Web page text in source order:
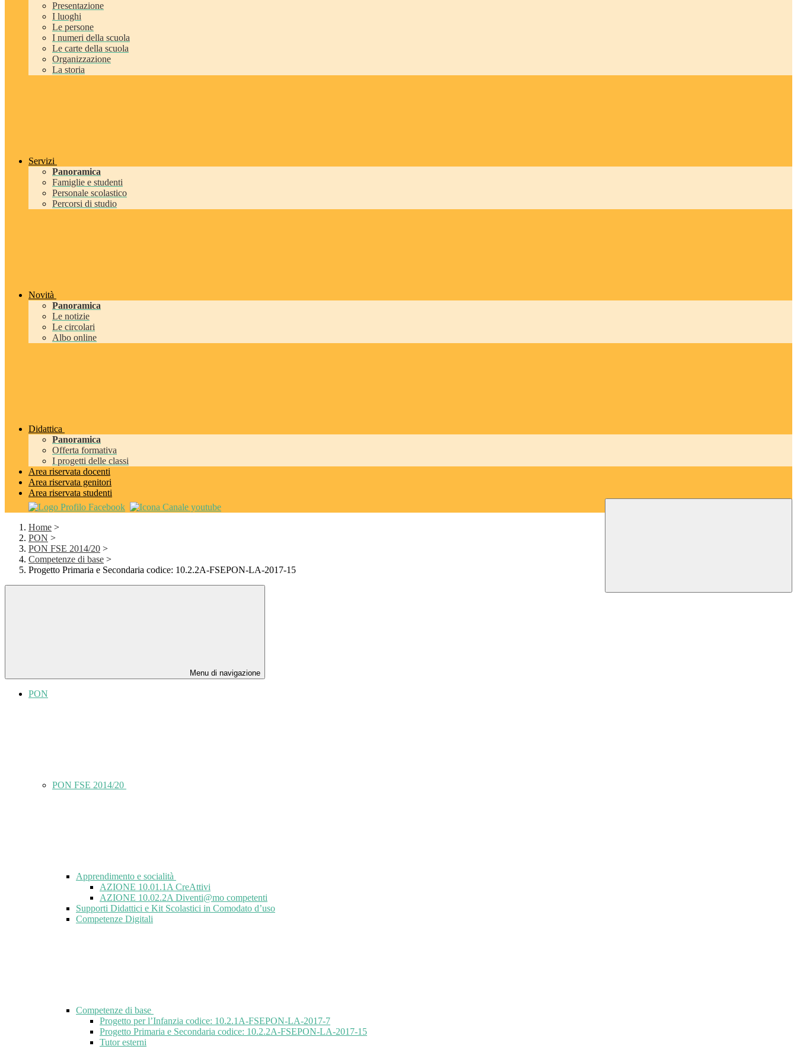
Presentazione
I luoghi
Le persone
I numeri della scuola
Le carte della scuola
Organizzazione
La storia
Servizi
Panoramica
Famiglie e studenti
Personale scolastico
Percorsi di studio
Novità
Panoramica
Le notizie
Le circolari
Albo online
Didattica
Panoramica
Offerta formativa
I progetti delle classi
Area riservata docenti
Area riservata genitori
Area riservata studenti
Home >
PON >
PON FSE 2014/20 >
Competenze di base >
Progetto Primaria e Secondaria codice: 10.2.2A-FSEPON-LA-2017-15
Menu di navigazione
PON
PON FSE 2014/20
Apprendimento e socialità
AZIONE 10.01.1A CreAttivi
AZIONE 10.02.2A Diventi@mo competenti
Supporti Didattici e Kit Scolastici in Comodato d’uso
Competenze Digitali
Competenze di base
Progetto per l’Infanzia codice: 10.2.1A-FSEPON-LA-2017-7
Progetto Primaria e Secondaria codice: 10.2.2A-FSEPON-LA-2017-15
Tutor esterni